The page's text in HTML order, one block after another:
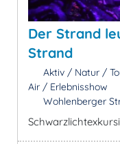
Der Strand
Strand
Aktiv / Natur /
Air / Erlebnisshow
Wohlenberger